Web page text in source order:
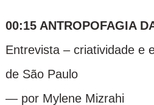
00:15 ANTROPOFAGIA
Entrevista – criatividade e
de São Paulo
— por Mylene Mizrahi